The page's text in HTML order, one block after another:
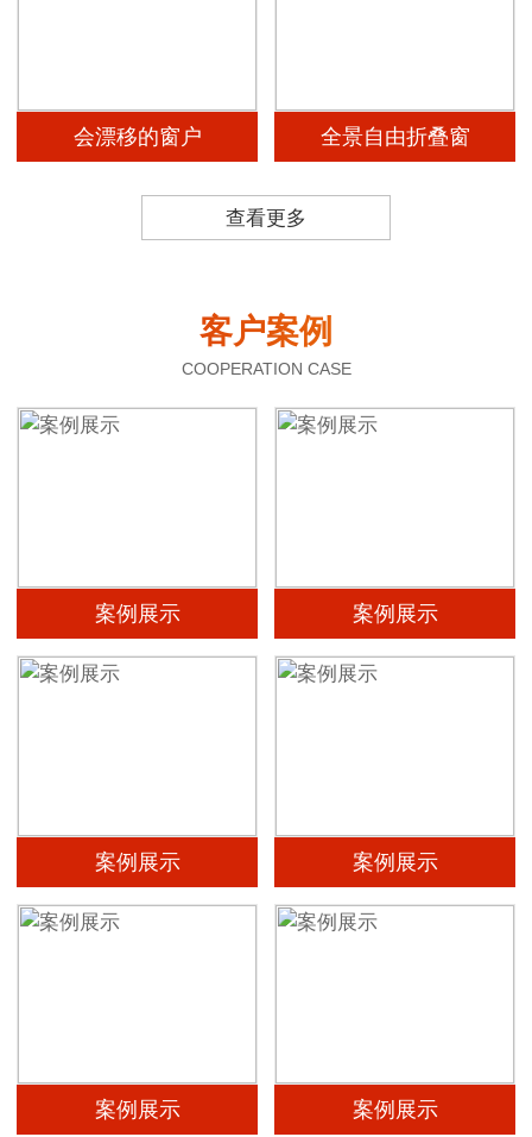
会漂移的窗户 全景自由折叠窗
查看更多
客户案例
COOPERATION CASE
案例展示 案例展示
案例展示 案例展示
案例展示 案例展示